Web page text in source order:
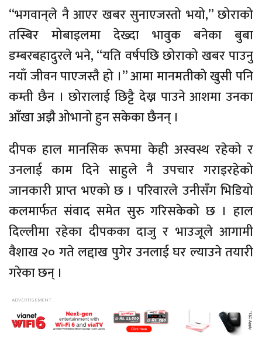
“भगवान्‌ले नै आएर खबर सुनाएजस्तो भयो,” छोराको
तस्बिर मोबाइलमा देख्दा भावुक बनेका बुबा
डम्बरबहादुरले भने, “यति वर्षपछि छोराको खबर पाउनु
नयाँ जीवन पाएजस्तै हो ।” आमा मानमतीको खुसी पनि
कम्ती छैन । छोरालाई छिट्टै देख्न पाउने आशमा उनका
आँखा अझै ओभानो हुन सकेका छैनन् ।
दीपक हाल मानसिक रूपमा केही अस्वस्थ रहेको र
उनलाई काम दिने साहुले नै उपचार गराइरहेको
जानकारी प्राप्त भएको छ । परिवारले उनीसँग भिडियो
कलमार्फत संवाद समेत सुरु गरिसकेको छ । हाल
दिल्लीमा रहेका दीपकका दाजु र भाउजूले आगामी
वैशाख २० गते लद्दाख पुगेर उनलाई घर ल्याउने तयारी
गरेका छन् ।